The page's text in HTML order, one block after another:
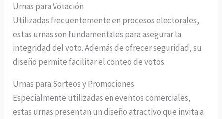
Urnas para Votación
Utilizadas frecuentemente en procesos electorales,
estas urnas son fundamentales para asegurar la
integridad del voto. Además de ofrecer seguridad, su
diseño permite facilitar el conteo de votos.
Urnas para Sorteos y Promociones
Especialmente utilizadas en eventos comerciales,
estas urnas presentan un diseño atractivo que invita a